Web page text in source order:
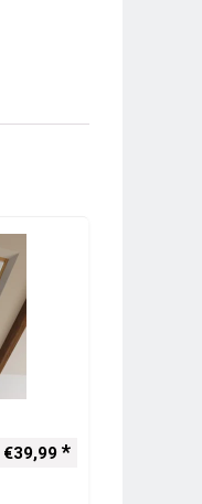
€39,99